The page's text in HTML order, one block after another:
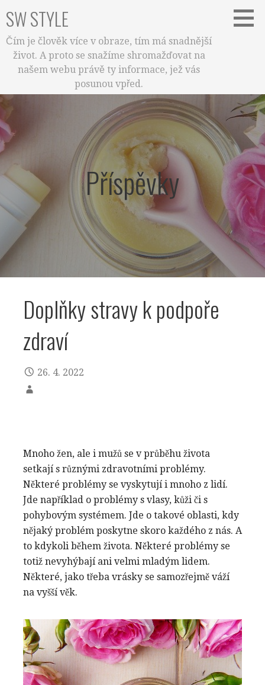
to
content
SW STYLE
Čím je člověk více v obraze, tím má snadnější
život. A proto se snažíme shromažďovat na
našem webu právě ty informace, jež vás
posunou vpřed.
Příspěvky
Doplňky stravy k podpoře
zdraví
26. 4. 2022
Mnoho žen, ale i mužů se v průběhu života
setkají s různými zdravotními problémy.
Některé problémy se vyskytují i mnoho z lidí.
Jde například o problémy s vlasy, kůži či s
pohybovým systémem. Jde o takové oblasti, kdy
nějaký problém poskytne skoro každého z nás. A
to kdykoli během života. Některé problémy se
totiž nevyhýbají ani velmi mladým lidem.
Některé, jako třeba vrásky se samozřejmě váží
na vyšší věk.